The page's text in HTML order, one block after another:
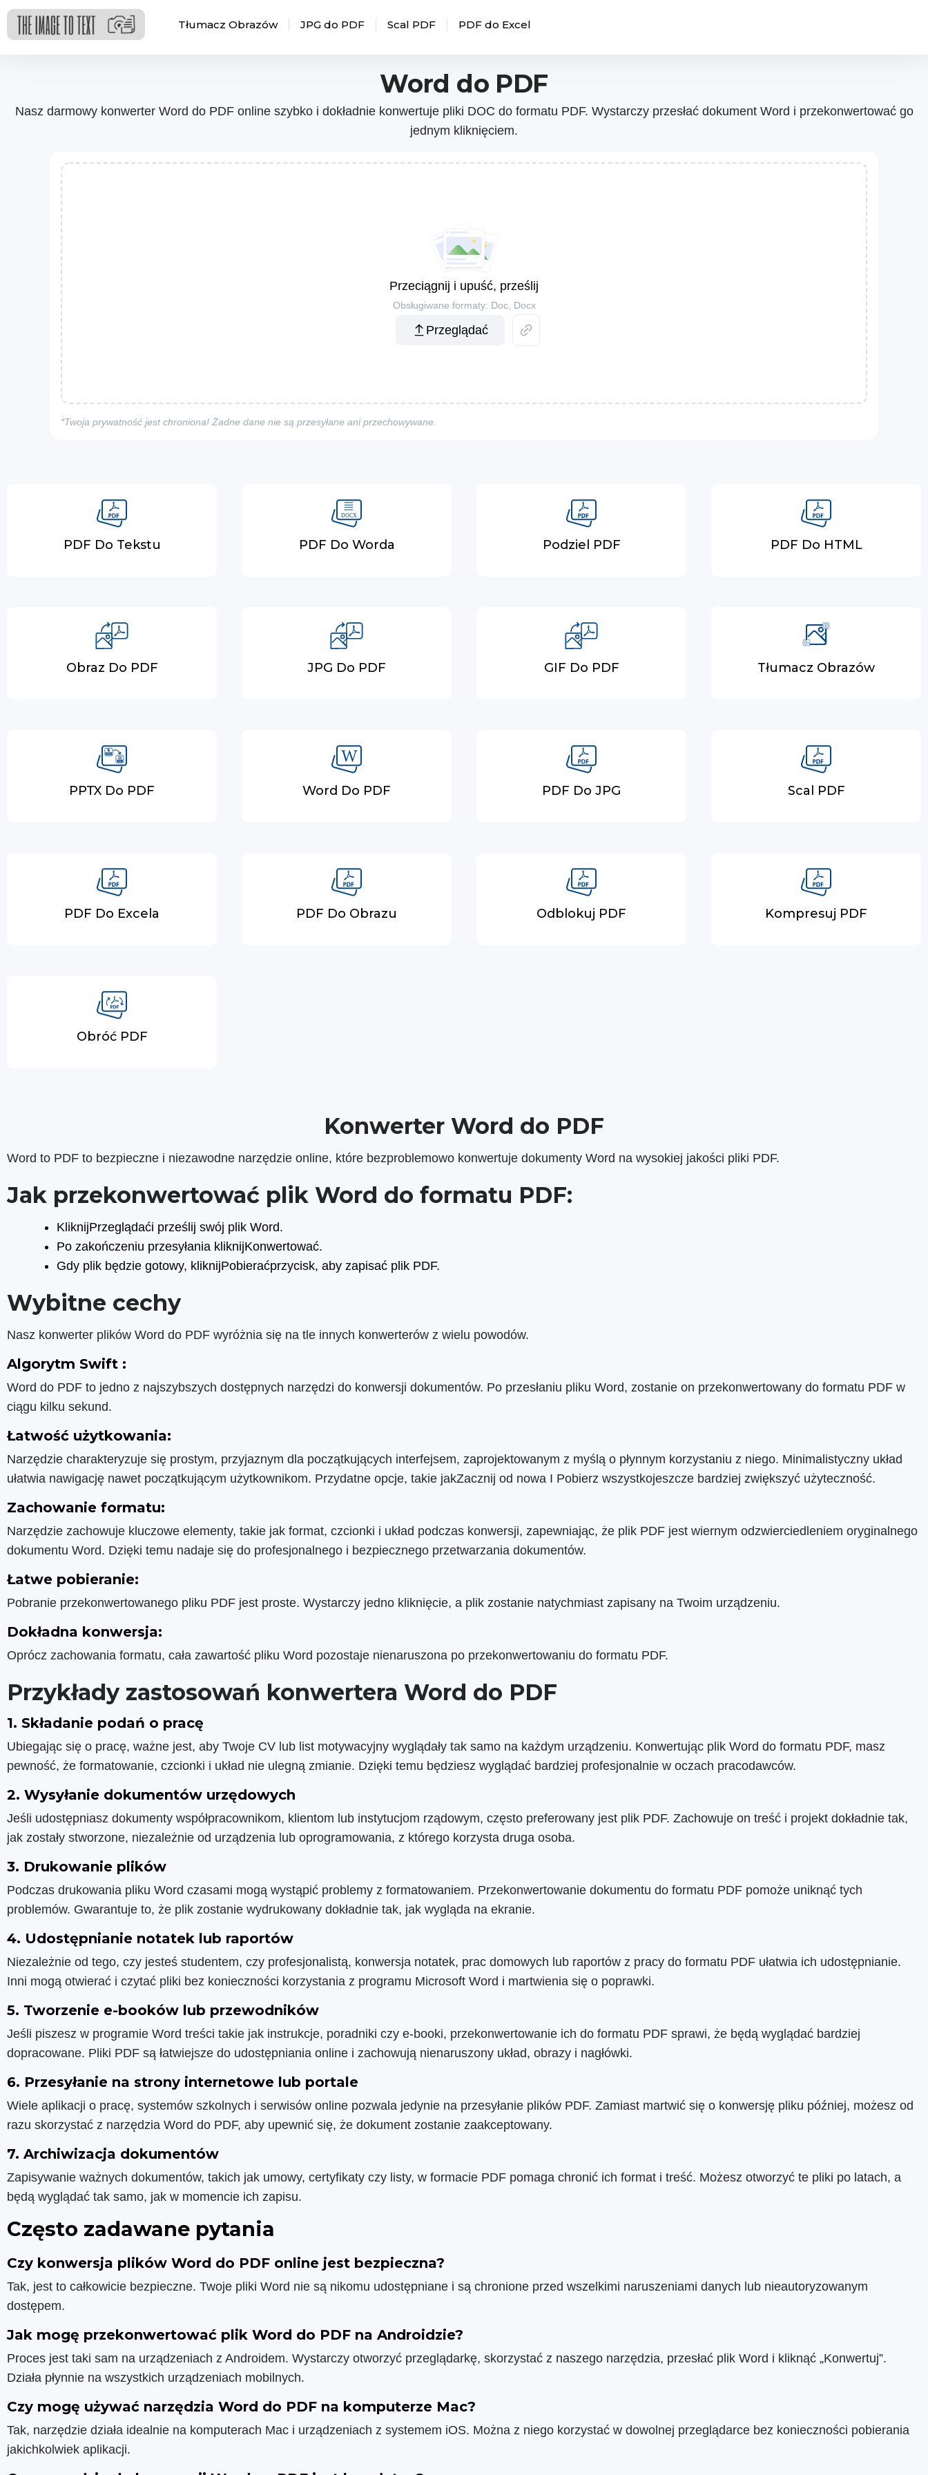
Tłumacz Obrazów JPG do PDF Scal PDF PDF do Excel
Word do PDF
Nasz darmowy konwerter Word do PDF online szybko i dokładnie konwertuje pliki DOC do formatu PDF. Wystarczy przesłać dokument Word i przekonwertować go
jednym kliknięciem.
Przeciągnij i upuść, prześlij
Obsługiwane formaty: Doc, Docx
Przeglądać
*Twoja prywatność jest chroniona! Żadne dane nie są przesyłane ani przechowywane.
PDF Do Tekstu PDF Do Worda Podziel PDF PDF Do HTML
Obraz Do PDF JPG Do PDF GIF Do PDF Tłumacz Obrazów
PPTX Do PDF Word Do PDF PDF Do JPG Scal PDF
PDF Do Excela PDF Do Obrazu Odblokuj PDF Kompresuj PDF
Obróć PDF
Konwerter Word do PDF
Word to PDF to bezpieczne i niezawodne narzędzie online, które bezproblemowo konwertuje dokumenty Word na wysokiej jakości pliki PDF.
Jak przekonwertować plik Word do formatu PDF:
KliknijPrzeglądaći prześlij swój plik Word.
Po zakończeniu przesyłania kliknijKonwertować.
Gdy plik będzie gotowy, kliknijPobieraćprzycisk, aby zapisać plik PDF.
Wybitne cechy
Nasz konwerter plików Word do PDF wyróżnia się na tle innych konwerterów z wielu powodów.
Algorytm Swift :
Word do PDF to jedno z najszybszych dostępnych narzędzi do konwersji dokumentów. Po przesłaniu pliku Word, zostanie on przekonwertowany do formatu PDF w
ciągu kilku sekund.
Łatwość użytkowania:
Narzędzie charakteryzuje się prostym, przyjaznym dla początkujących interfejsem, zaprojektowanym z myślą o płynnym korzystaniu z niego. Minimalistyczny układ
ułatwia nawigację nawet początkującym użytkownikom. Przydatne opcje, takie jakZacznij od nowa I Pobierz wszystkojeszcze bardziej zwiększyć użyteczność.
Zachowanie formatu:
Narzędzie zachowuje kluczowe elementy, takie jak format, czcionki i układ podczas konwersji, zapewniając, że plik PDF jest wiernym odzwierciedleniem oryginalnego
dokumentu Word. Dzięki temu nadaje się do profesjonalnego i bezpiecznego przetwarzania dokumentów.
Łatwe pobieranie:
Pobranie przekonwertowanego pliku PDF jest proste. Wystarczy jedno kliknięcie, a plik zostanie natychmiast zapisany na Twoim urządzeniu.
Dokładna konwersja:
Oprócz zachowania formatu, cała zawartość pliku Word pozostaje nienaruszona po przekonwertowaniu do formatu PDF.
Przykłady zastosowań konwertera Word do PDF
1. Składanie podań o pracę
Ubiegając się o pracę, ważne jest, aby Twoje CV lub list motywacyjny wyglądały tak samo na każdym urządzeniu. Konwertując plik Word do formatu PDF, masz
pewność, że formatowanie, czcionki i układ nie ulegną zmianie. Dzięki temu będziesz wyglądać bardziej profesjonalnie w oczach pracodawców.
2. Wysyłanie dokumentów urzędowych
Jeśli udostępniasz dokumenty współpracownikom, klientom lub instytucjom rządowym, często preferowany jest plik PDF. Zachowuje on treść i projekt dokładnie tak,
jak zostały stworzone, niezależnie od urządzenia lub oprogramowania, z którego korzysta druga osoba.
3. Drukowanie plików
Podczas drukowania pliku Word czasami mogą wystąpić problemy z formatowaniem. Przekonwertowanie dokumentu do formatu PDF pomoże uniknąć tych
problemów. Gwarantuje to, że plik zostanie wydrukowany dokładnie tak, jak wygląda na ekranie.
4. Udostępnianie notatek lub raportów
Niezależnie od tego, czy jesteś studentem, czy profesjonalistą, konwersja notatek, prac domowych lub raportów z pracy do formatu PDF ułatwia ich udostępnianie.
Inni mogą otwierać i czytać pliki bez konieczności korzystania z programu Microsoft Word i martwienia się o poprawki.
5. Tworzenie e-booków lub przewodników
Jeśli piszesz w programie Word treści takie jak instrukcje, poradniki czy e-booki, przekonwertowanie ich do formatu PDF sprawi, że będą wyglądać bardziej
dopracowane. Pliki PDF są łatwiejsze do udostępniania online i zachowują nienaruszony układ, obrazy i nagłówki.
6. Przesyłanie na strony internetowe lub portale
Wiele aplikacji o pracę, systemów szkolnych i serwisów online pozwala jedynie na przesyłanie plików PDF. Zamiast martwić się o konwersję pliku później, możesz od
razu skorzystać z narzędzia Word do PDF, aby upewnić się, że dokument zostanie zaakceptowany.
7. Archiwizacja dokumentów
Zapisywanie ważnych dokumentów, takich jak umowy, certyfikaty czy listy, w formacie PDF pomaga chronić ich format i treść. Możesz otworzyć te pliki po latach, a
będą wyglądać tak samo, jak w momencie ich zapisu.
Często zadawane pytania
Czy konwersja plików Word do PDF online jest bezpieczna?
Tak, jest to całkowicie bezpieczne. Twoje pliki Word nie są nikomu udostępniane i są chronione przed wszelkimi naruszeniami danych lub nieautoryzowanym
dostępem.
Jak mogę przekonwertować plik Word do PDF na Androidzie?
Proces jest taki sam na urządzeniach z Androidem. Wystarczy otworzyć przeglądarkę, skorzystać z naszego narzędzia, przesłać plik Word i kliknąć „Konwertuj”.
Działa płynnie na wszystkich urządzeniach mobilnych.
Czy mogę używać narzędzia Word do PDF na komputerze Mac?
Tak, narzędzie działa idealnie na komputerach Mac i urządzeniach z systemem iOS. Można z niego korzystać w dowolnej przeglądarce bez konieczności pobierania
jakichkolwiek aplikacji.